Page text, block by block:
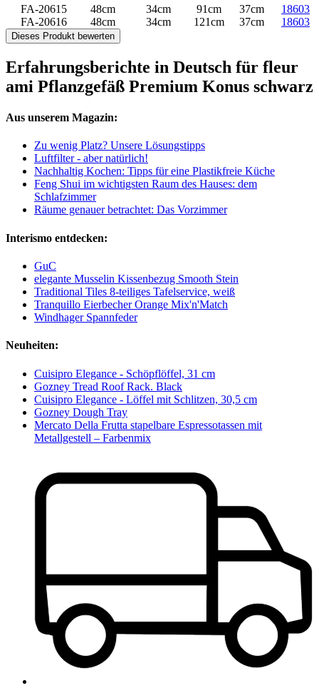
FA-20615
48cm 34cm 91cm 37cm
18603
FA-20616
48cm 34cm 121cm 37cm 18603
Dieses Produkt bewerten
Erfahrungsberichte in Deutsch für fleur
ami Pflanzgefäß Premium Konus schwarz
Aus unserem Magazin:
Zu wenig Platz? Unsere Lösungstipps
Luftfilter - aber natürlich!
Nachhaltig Kochen: Tipps für eine Plastikfreie Küche
Feng Shui im wichtigsten Raum des Hauses: dem
Schlafzimmer
Räume genauer betrachtet: Das Vorzimmer
Interismo entdecken:
GuC
elegante Musselin Kissenbezug Smooth Stein
Traditional Tiles 8-teiliges Tafelservice, weiß
Tranquillo Eierbecher Orange Mix'n'Match
Windhager Spannfeder
Neuheiten:
Cuisipro Elegance - Schöpflöffel, 31 cm
Gozney Tread Roof Rack. Black
Cuisipro Elegance - Löffel mit Schlitzen, 30,5 cm
Gozney Dough Tray
Mercato Della Frutta stapelbare Espressotassen mit
Metallgestell – Farbenmix